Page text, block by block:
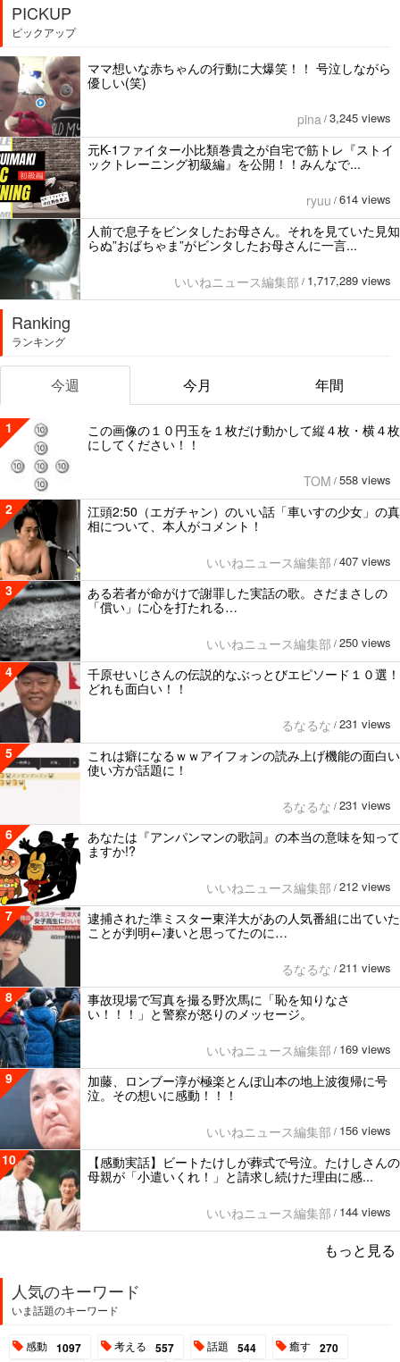
PICKUP
ピックアップ
ママ想いな赤ちゃんの行動に大爆笑！！ 号泣しながら
優しい(笑)
pina / 3,245 views
元K-1ファイター小比類巻貴之が自宅で筋トレ『ストイ
ックトレーニング初級編』を公開！！みんなで...
ryuu / 614 views
人前で息子をビンタしたお母さん。それを見ていた見知
らぬ”おばちゃま”がビンタしたお母さんに一言...
いいねニュース編集部 / 1,717,289 views
Ranking
ランキング
今週 今月 年間
1
この画像の１０円玉を１枚だけ動かして縦４枚・横４枚
にしてください！！
TOM / 558 views
2
江頭2:50（エガチャン）のいい話「車いすの少女」の真
相について、本人がコメント！
いいねニュース編集部 / 407 views
3
ある若者が命がけで謝罪した実話の歌。さだまさしの
「償い」に心を打たれる…
いいねニュース編集部 / 250 views
4
千原せいじさんの伝説的なぶっとびエピソード１０選！
どれも面白い！！
るなるな / 231 views
5
これは癖になるｗｗアイフォンの読み上げ機能の面白い
使い方が話題に！
るなるな / 231 views
6
あなたは『アンパンマンの歌詞』の本当の意味を知って
ますか!?
いいねニュース編集部 / 212 views
7
逮捕された準ミスター東洋大があの人気番組に出ていた
ことが判明←凄いと思ってたのに…
るなるな / 211 views
8
事故現場で写真を撮る野次馬に「恥を知りなさ
い！！！」と警察が怒りのメッセージ。
いいねニュース編集部 / 169 views
9
加藤、ロンブー淳が極楽とんぼ山本の地上波復帰に号
泣。その想いに感動！！！
いいねニュース編集部 / 156 views
10
【感動実話】ビートたけしが葬式で号泣。たけしさんの
母親が「小遣いくれ！」と請求し続けた理由に感...
いいねニュース編集部 / 144 views
もっと見る
人気のキーワード
いま話題のキーワード
感動 1097 考える 557 話題 544 癒す 270